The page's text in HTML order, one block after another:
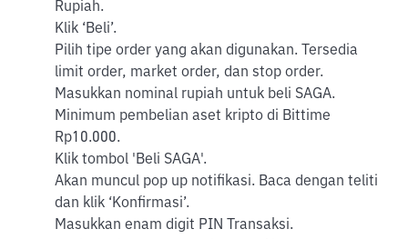
Rupiah.
Klik ‘Beli’.
Pilih tipe order yang akan digunakan. Tersedia
limit order, market order, dan stop order.
Masukkan nominal rupiah untuk beli SAGA.
Minimum pembelian aset kripto di Bittime
Rp10.000.
Klik tombol 'Beli SAGA'.
Akan muncul pop up notifikasi. Baca dengan teliti
dan klik ‘Konfirmasi’.
Masukkan enam digit PIN Transaksi.